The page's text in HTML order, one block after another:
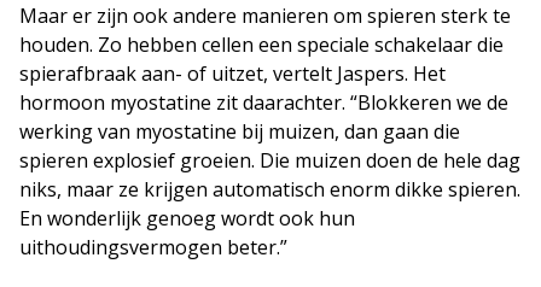
Maar er zijn ook andere manieren om spieren sterk te
houden. Zo hebben cellen een speciale schakelaar die
spierafbraak aan- of uitzet, vertelt Jaspers. Het
hormoon myostatine zit daarachter. “Blokkeren we de
werking van myostatine bij muizen, dan gaan die
spieren explosief groeien. Die muizen doen de hele dag
niks, maar ze krijgen automatisch enorm dikke spieren.
En wonderlijk genoeg wordt ook hun
uithoudingsvermogen beter.”